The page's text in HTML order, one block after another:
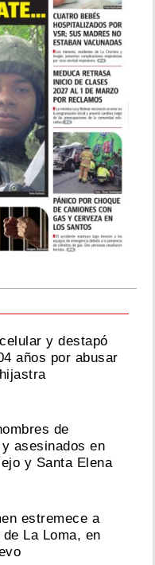
y destapó
años por abusar
de
asesinados en
y Santa Elena
estremece a
La Loma, en